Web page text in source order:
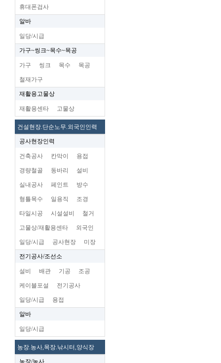
휴대폰검사
알바
일당/시급
가구~씽크~목수~목공
가구 씽크 목수 목공
철재가구
재활용고물상
재활용센타 고물상
건설현장.단순노무.외국인인력
공사현장인력
건축공사 칸막이 용접
경량철골 동바리 설비
실내공사 페인트 방수
형틀목수 일용직 조경
타일시공 시설설비 철거
고물상/재활용센타 외국인
일당/시급 공사현장 미장
전기공사/조선소
설비 배관 기공 조공
케이블포설 전기공사
일당/시급 용접
알바
일당/시급
농장.농사,목장.낚시터,양식장
농장/농사